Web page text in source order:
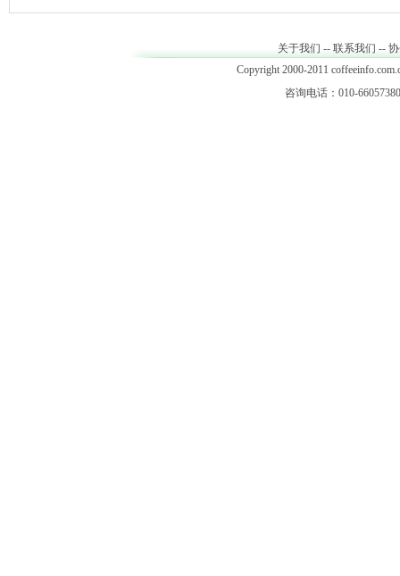
关于我们 -- 联系我们 --
Copyright 2000-2011
咨询电话：010-